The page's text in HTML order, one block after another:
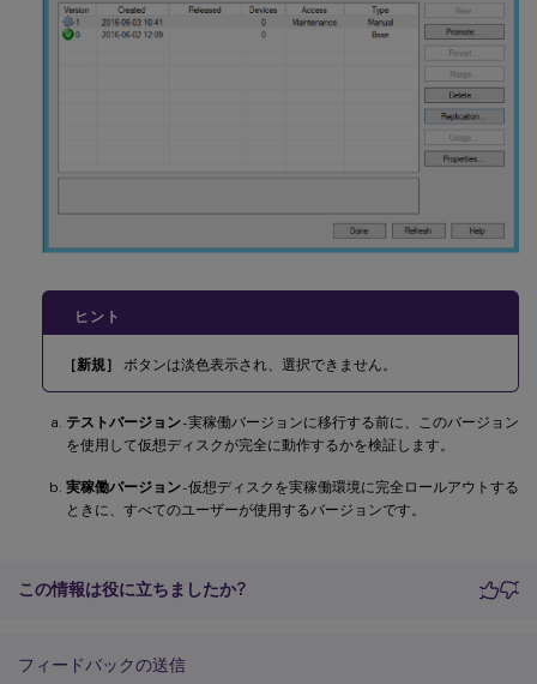
ヒント
［新規］ ボタンは淡色表示され、選択できません。
テストバージョン- 実稼働バージョンに移行する前に、このバージョン
を使用して仮想ディスクが完全に動作するかを検証します。
実稼働バージョン- 仮想ディスクを実稼働環境に完全ロールアウトする
ときに、すべてのユーザーが使用するバージョンです。
この情報は役に立ちましたか?
フィードバックの送信